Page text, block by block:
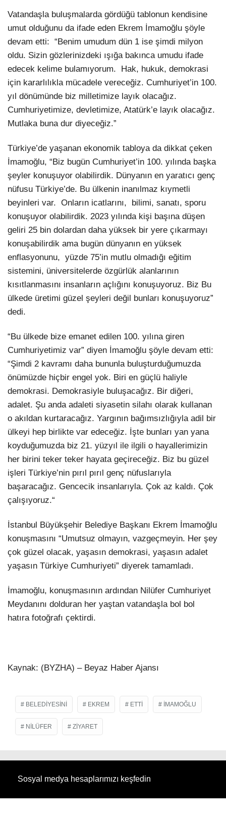
Vatandaşla buluşmalarda gördüğü tablonun kendisine
umut olduğunu da ifade eden Ekrem İmamoğlu şöyle
devam etti: “Benim umudum dün 1 ise şimdi milyon
oldu. Sizin gözlerinizdeki ışığa bakınca umudu ifade
edecek kelime bulamıyorum. Hak, hukuk, demokrasi
için kararlılıkla mücadele vereceğiz. Cumhuriyet’in 100.
yıl dönümünde biz milletimize layık olacağız.
Cumhuriyetimize, devletimize, Atatürk’e layık olacağız.
Mutlaka buna dur diyeceğiz.”
Türkiye’de yaşanan ekonomik tabloya da dikkat çeken
İmamoğlu, “Biz bugün Cumhuriyet’in 100. yılında başka
şeyler konuşuyor olabilirdik. Dünyanın en yaratıcı genç
nüfusu Türkiye’de. Bu ülkenin inanılmaz kıymetli
beyinleri var. Onların icatlarını, bilimi, sanatı, sporu
konuşuyor olabilirdik. 2023 yılında kişi başına düşen
geliri 25 bin dolardan daha yüksek bir yere çıkarmayı
konuşabilirdik ama bugün dünyanın en yüksek
enflasyonunu, yüzde 75’in mutlu olmadığı eğitim
sistemini, üniversitelerde özgürlük alanlarının
kısıtlanmasını insanların açlığını konuşuyoruz. Biz Bu
ülkede üretimi güzel şeyleri değil bunları konuşuyoruz”
dedi.
“Bu ülkede bize emanet edilen 100. yılına giren
Cumhuriyetimiz var” diyen İmamoğlu şöyle devam etti:
“Şimdi 2 kavramı daha bununla buluşturduğumuzda
önümüzde hiçbir engel yok. Biri en güçlü haliyle
demokrasi. Demokrasiyle buluşacağız. Bir diğeri,
adalet. Şu anda adaleti siyasetin silahı olarak kullanan
o akıldan kurtaracağız. Yargının bağımsızlığıyla adil bir
ülkeyi hep birlikte var edeceğiz. İşte bunları yan yana
koyduğumuzda biz 21. yüzyıl ile ilgili o hayallerimizin
her birini teker teker hayata geçireceğiz. Biz bu güzel
işleri Türkiye’nin pırıl pırıl genç nüfuslarıyla
başaracağız. Gencecik insanlarıyla. Çok az kaldı. Çok
çalışıyoruz.“
İstanbul Büyükşehir Belediye Başkanı Ekrem İmamoğlu
konuşmasını “Umutsuz olmayın, vazgeçmeyin. Her şey
çok güzel olacak, yaşasın demokrasi, yaşasın adalet
yaşasın Türkiye Cumhuriyeti” diyerek tamamladı.
İmamoğlu, konuşmasının ardından Nilüfer Cumhuriyet
Meydanını dolduran her yaştan vatandaşla bol bol
hatıra fotoğrafı çektirdi.
Kaynak: (BYZHA) – Beyaz Haber Ajansı
BELEDIYESINI EKREM ETTI IMAMOĞLU
NILÜFER ZIYARET
Sosyal medya hesaplarımızı keşfedin